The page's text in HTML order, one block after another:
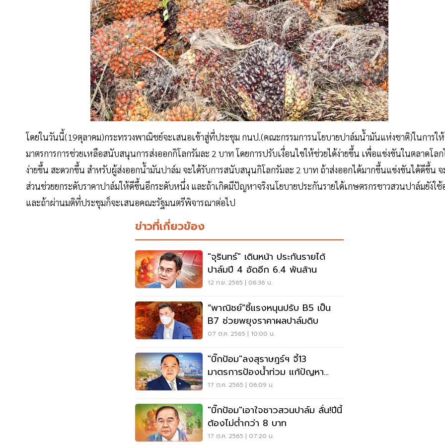
โดยในวันนี้(19ตุลาคม)กระทรวงพาณิชย์จะเสนอเข้าสู่ที่ประชุม กนป.(คณะกรรมการนโยบายปาล์มน้ำมันแห่งชาติ)ในการให้
มาตรการการช่วยเหลือสนับสนุนการส่งออกกิโลกรัมละ 2 บาท โดยการปรับเงื่อนไขให้ช่วยได้ง่ายขึ้น เพื่อแข่งขันในตลาดโล
ง่ายขึ้น สะดวกขึ้น สำหรับผู้ส่งออกน้ำมันปาล์ม จะได้รับการสนับสนุนกิโลกรัมละ 2 บาท ถ้าส่งออกได้มากขึ้นแข่งขันได้ดีขึ้น จ
ส่วนช่วยยกระดับราคาปาล์มให้ดีขึ้นอีกระดับหนึ่ง และถ้าเกิดมีปัญหาจริงนโยบายประกันรายได้เกษตรกรชาวสวนปาล์มยังใช้
และถ้าผ่านมติที่ประชุมก็จะเสนอคณะรัฐมนตรีพิจารณาต่อไป
ข่าวที่เกี่ยวข้อง
"จุรินทร์" เดินหน้า ประกันรายได้
ปาล์มปี 4 อัดอีก 6.4 พันล้าน
12 ก.ย. 2565 | 06:36 น.
“พาณิชย์”ชี้แรงหนุนปรับ B5 เป็น
B7 ช่วยพยุงราคาผลปาล์มดิบ
07 ต.ค. 2565 | 10:00 น.
"บิ๊กป้อม"ลงสุราษฎร์ฯ จี้13
มาตรการป้องน้ำท่วม แก้ปัญหา
ปาล์มน้ำมัน
17 ต.ค. 2565 | 06:09 น.
"บิ๊กป้อม"เอาใจชาวสวนปาล์ม ลั่น!ปีนี้
ต้องไม่ต่ำกว่า 8 บาท
17 ต.ค. 2565 | 07:20 น.